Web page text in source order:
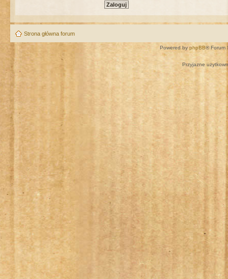
Strona główna forum
Powered by phpBB® Forum
Przyjazne